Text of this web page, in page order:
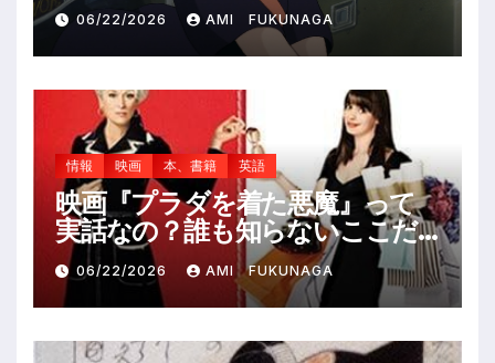
06/22/2026 AMI FUKUNAGA
情報 映画 本、書籍 英語
映画『プラダを着た悪魔』って
実話なの？誰も知らないここだ
けの裏話
06/22/2026 AMI FUKUNAGA